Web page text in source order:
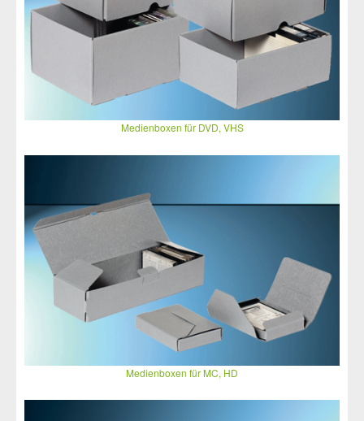
Medienboxen für DVD, VHS
Medienboxen für MC, HD